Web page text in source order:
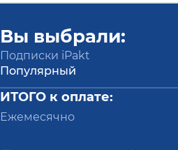
Вы выбрали:
Подписки iPakt
Популярный
ИТОГО к оплате:
Ежемесячно